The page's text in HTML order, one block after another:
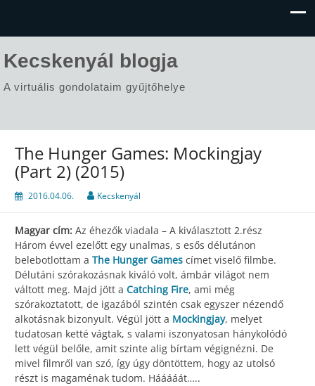
Kecskenyál blogja
A virtuális gondolataim gyűjtőhelye
The Hunger Games: Mockingjay
(Part 2) (2015)
2016.04.06. Kecskenyál
Magyar cím: Az éhezők viadala – A kiválasztott 2.rész
Három évvel ezelőtt egy unalmas, s esős délutánon
belebotlottam a The Hunger Games címet viselő filmbe.
Délutáni szórakozásnak kiváló volt, ámbár világot nem
váltott meg. Majd jött a Catching Fire, ami még
szórakoztatott, de igazából szintén csak egyszer nézendő
alkotásnak bizonyult. Végül jött a Mockingjay, melyet
tudatosan ketté vágtak, s valami iszonyatosan hánykolódó
lett végül belőle, amit szinte alig bírtam végignézni. De
mivel filmről van szó, így úgy döntöttem, hogy az utolsó
részt is magaménak tudom. Hááááát…..